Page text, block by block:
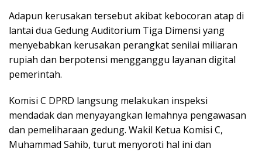
Adapun kerusakan tersebut akibat kebocoran atap di
lantai dua Gedung Auditorium Tiga Dimensi yang
menyebabkan kerusakan perangkat senilai miliaran
rupiah dan berpotensi mengganggu layanan digital
pemerintah.
Komisi C DPRD langsung melakukan inspeksi
mendadak dan menyayangkan lemahnya pengawasan
dan pemeliharaan gedung. Wakil Ketua Komisi C,
Muhammad Sahib, turut menyoroti hal ini dan